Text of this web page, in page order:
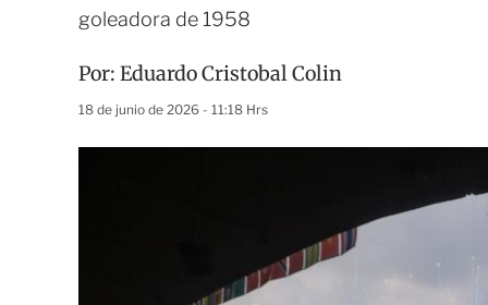
goleadora de 1958
Por: Eduardo Cristobal Colin
18 de junio de 2026 - 11:18 Hrs